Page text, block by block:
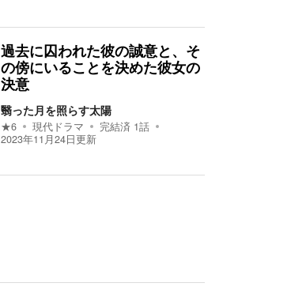
過去に囚われた彼の誠意と、そ
の傍にいることを決めた彼女の
決意
翳った月を照らす太陽
★6 現代ドラマ 完結済 1話
2023年11月24日更新